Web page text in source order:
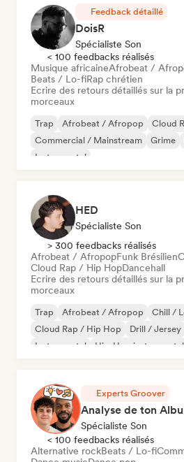
Feedback détaillé
DoisR
Spécialiste Son
< 100 feedbacks réalisés
Musique africaineAfrobeat /
Beats / Lo-fiRap chrétien
Ecrire des retours détaillés sur la
morceaux
Trap Afrobeat / Afropop
Cloud
Commercial / Mainstream
Grime
Instrumental
HED
Spécialiste Son
> 300 feedbacks réalisés
Afrobeat / AfropopFunk Brésilien
Cloud Rap / Hip HopDancehall
Ecrire des retours détaillés sur la
morceaux
Trap Afrobeat / Afropop
Chill /
Cloud Rap / Hip Hop
Drill / Jersey
Instrumental
Hip-Hop instrumental
Experts Groover
Analyse de ton
Spécialiste Son
< 100 feedbacks réalisés
Alternative rockBeats / Lo-fi